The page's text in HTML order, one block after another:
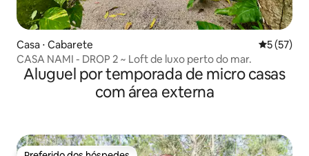
Casa ⋅ Cabarete 5 de uma
5 (57)
CASA NAMI - DROP 2 ~ Loft de luxo perto do mar.
Aluguel por temporada de micro casas
com área externa